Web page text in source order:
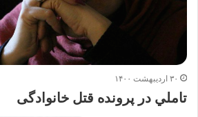
۳۰ اردیبهشت ۱۴۰۰
تاملي در پرونده قتل خانوادگی